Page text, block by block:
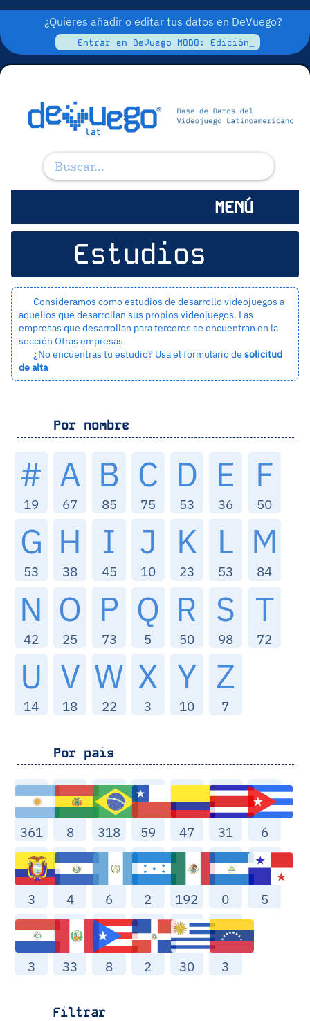
¿Quieres añadir o editar tus datos en DeVuego?
Entrar en DeVuego MODO: Edición_
MENÚ
Estudios
Consideramos como estudios de desarrollo videojuegos a
aquellos que desarrollan sus propios videojuegos. Las
empresas que desarrollan para terceros se encuentran en la
sección Otras empresas
¿No encuentras tu estudio? Usa el formulario de solicitud
de alta
Por nombre
#
19
A
67
B
85
C
75
D
53
E
36
F
50
G
53
H
38
I
45
J
10
K
23
L
53
M
84
N
42
O
25
P
73
Q
5
R
50
S
98
T
72
U
14
V
18
W
22
X
3
Y
10
Z
7
Por pais
361 8 318 59 47 31 6
3 4 6 2 192 0 5
3 33 8 2 30 3
Filtrar